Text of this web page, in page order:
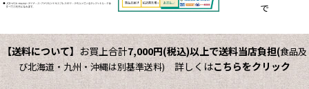
で
【送料について】 お買上合計7,000円(税込)以上で送料当店負担(食品及
び北海道・九州・沖縄は別基準送料)詳しくはこちらをクリック